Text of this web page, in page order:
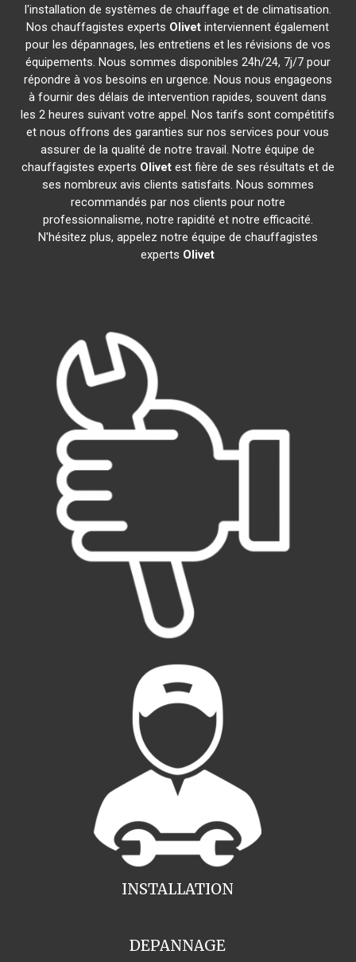
l'installation de systèmes de chauffage et de climatisation.
Nos chauffagistes experts Olivet interviennent également
pour les dépannages, les entretiens et les révisions de vos
équipements. Nous sommes disponibles 24h/24, 7j/7 pour
répondre à vos besoins en urgence. Nous nous engageons
à fournir des délais de intervention rapides, souvent dans
les 2 heures suivant votre appel. Nos tarifs sont compétitifs
et nous offrons des garanties sur nos services pour vous
assurer de la qualité de notre travail. Notre équipe de
chauffagistes experts Olivetest fière de ses résultats et de
ses nombreux avis clients satisfaits. Nous sommes
recommandés par nos clients pour notre
professionnalisme, notre rapidité et notre efficacité.
N'hésitez plus, appelez notre équipe de chauffagistes
experts Olivet
INSTALLATION
DEPANNAGE